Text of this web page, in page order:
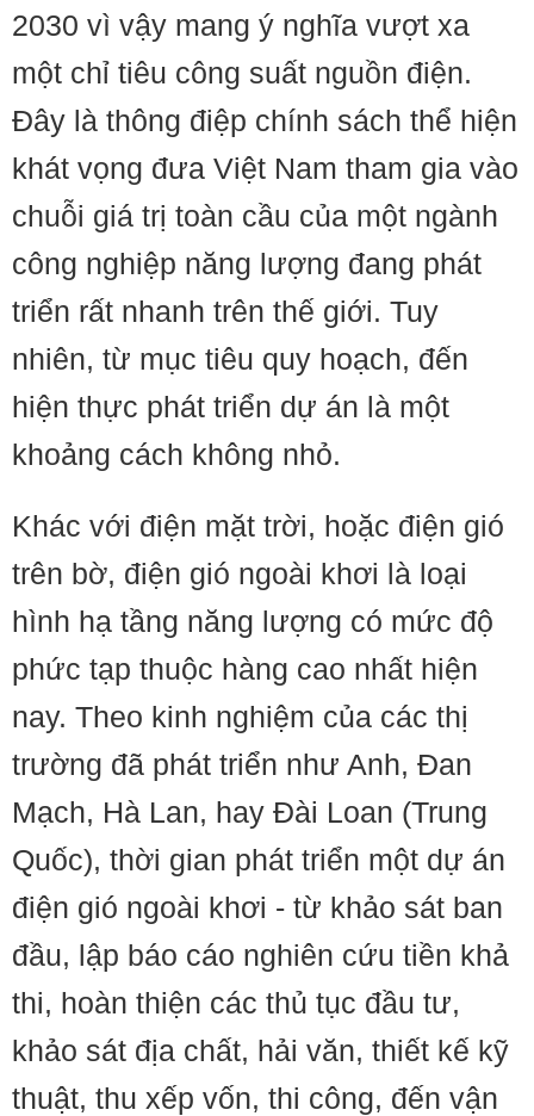
2030 vì vậy mang ý nghĩa vượt xa
một chỉ tiêu công suất nguồn điện.
Đây là thông điệp chính sách thể hiện
khát vọng đưa Việt Nam tham gia vào
chuỗi giá trị toàn cầu của một ngành
công nghiệp năng lượng đang phát
triển rất nhanh trên thế giới. Tuy
nhiên, từ mục tiêu quy hoạch, đến
hiện thực phát triển dự án là một
khoảng cách không nhỏ.
Khác với điện mặt trời, hoặc điện gió
trên bờ, điện gió ngoài khơi là loại
hình hạ tầng năng lượng có mức độ
phức tạp thuộc hàng cao nhất hiện
nay. Theo kinh nghiệm của các thị
trường đã phát triển như Anh, Đan
Mạch, Hà Lan, hay Đài Loan (Trung
Quốc), thời gian phát triển một dự án
điện gió ngoài khơi - từ khảo sát ban
đầu, lập báo cáo nghiên cứu tiền khả
thi, hoàn thiện các thủ tục đầu tư,
khảo sát địa chất, hải văn, thiết kế kỹ
thuật, thu xếp vốn, thi công, đến vận